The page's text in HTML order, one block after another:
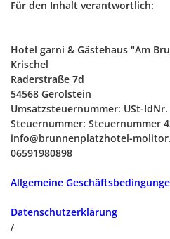
Für den Inhalt verantwortlich:
Hotel garni & Gästehaus "Am
Krischel
Raderstraße 7d
54568 Gerolstein
Umsatzsteuernummer: USt-IdNr.
Steuernummer: Steuernummer
info@brunnenplatzhotel-
06591980898
Allgemeine
Datenschutzerklärung
/